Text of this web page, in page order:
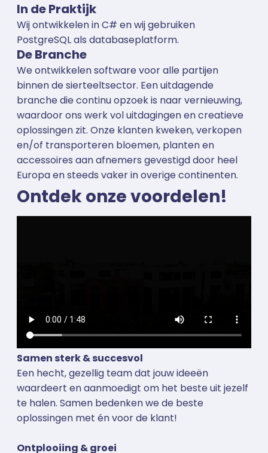
In de Praktijk
Wij ontwikkelen in C# en wij gebruiken
PostgreSQL als databaseplatform.
De Branche
We ontwikkelen software voor alle partijen
binnen de sierteeltsector. Een uitdagende
branche die continu opzoek is naar vernieuwing,
waardoor ons werk vol uitdagingen en creatieve
oplossingen zit. Onze klanten kweken, verkopen
en/of transporteren bloemen, planten en
accessoires aan afnemers gevestigd door heel
Europa en steeds vaker in overige continenten.
Ontdek onze voordelen!
Samen sterk & succesvol
Een hecht, gezellig team dat jouw ideeën
waardeert en aanmoedigt om het beste uit jezelf
te halen. Samen bedenken we de beste
oplossingen met én voor de klant!
Ontplooiing & groei